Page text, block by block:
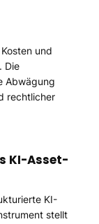
und
Die
Abwägung
rechtlicher
KI-Asset-
KI-
stellt